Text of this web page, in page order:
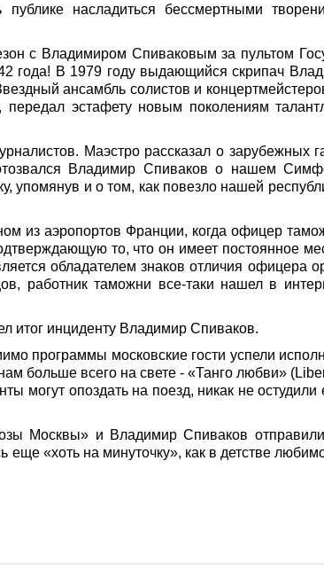
насладиться бессмертными
с Владимиром Спиваковым за пультом
года! В 1979 году выдающийся скрипач
ансамбль солистов и
эстафету новым поколениям
Маэстро рассказал о зарубежных
Владимир Спиваков о нашем
упомянув и о том, как повезло нашей
из аэропортов Франции, когда офицер
то, что он имеет постоянное
обладателем знаков отличия офицера
работник таможни все-таки нашел в
итог инциденту Владимир Спиваков.
программы московские гости успели
больше всего на свете - «Танго любви»
могут опоздать на поезд, никак не
Москвы» и Владимир Спиваков
«хоть на минуточку», как в детстве
сервисов веб-аналитики «Яндекс.Метрика»